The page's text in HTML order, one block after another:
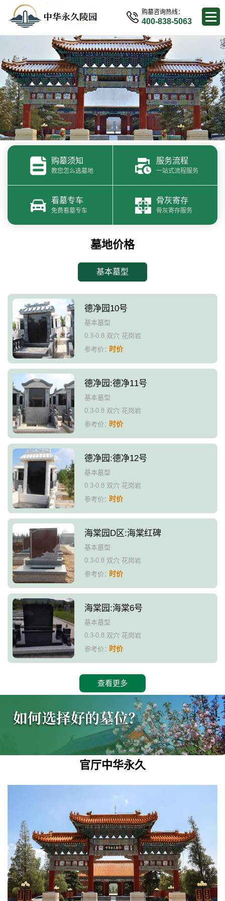
购墓咨询热线：
400-838-5063
购墓须知
教您怎么选墓地
服务流程
一站式流程服务
看墓专车
免费看墓专车
骨灰寄存
骨灰寄存服务
墓地价格
基本墓型
德净园10号
基本墓型
0.3-0.8 双穴 花岗岩
参考价：时价
德净园:德净11号
基本墓型
0.3-0.8 双穴 花岗岩
参考价：时价
德净园:德净12号
基本墓型
0.3-0.8 双穴 花岗岩
参考价：时价
海棠园D区:海棠红碑
基本墓型
0.3-0.8 双穴 花岗岩
参考价：时价
海棠园:海棠6号
基本墓型
0.3-0.8 双穴 花岗岩
参考价：时价
查看更多
官厅中华永久